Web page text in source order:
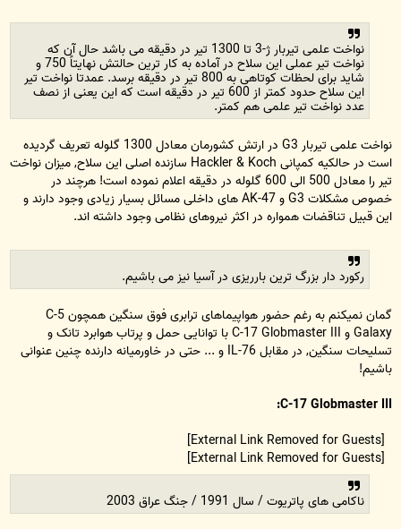
نواخت علمی تیربار ژ-3 تا 1300 تیر در دقیقه می باشد حال آن که
نواخت تیر عملی این سلاح در آماده به کار ترین حالتش نهایتاً 750 و
شاید برای لحظات کوتاهی به 800 تیر در دقیقه برسد. عمدتا نواخت تیر
این سلاح حدود کمتر از 600 تیر در دقیقه است که این یعنی از نصف
عدد نواخت تیر علمی هم کمتر.
نواخت علمی تیربار G3 در ارتش کشورمان معادل 1300 گلوله تعریف گردیده
است در حالکیه کمپانی Hackler & Koch سازنده اصلی این سلاح, میزان نواخت
تیر را معادل 500 الی 600 گلوله در دقیقه اعلام نموده است! هرچند در
خصوص مشکلات G3 و AK-47 های داخلی مسائل بسیار زیادی وجود دارند و
این قبیل تناقضات همواره در اکثر نیروهای نظامی وجود داشته اند.
رکورد دار بزرگ ترین بارریزی در آسیا نیز می باشیم.
گمان نمیکنم به رغم حضور هواپیماهای ترابری فوق سنگین همچون C-5
Galaxy و C-17 Globmaster III با توانایی حمل و پرتاب هوابرد تانک و
تسلیحات سنگین, در مقابل IL-76 و ... حتی در خاورمیانه دارنده چنین عنوانی
باشیم!
C-17 Globmaster III:
ناکامی های پاتریوت / سال 1991 / جنگ عراق 2003